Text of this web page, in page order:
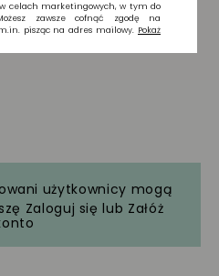
użytkownicy mogą
Zaloguj się lub Załóż